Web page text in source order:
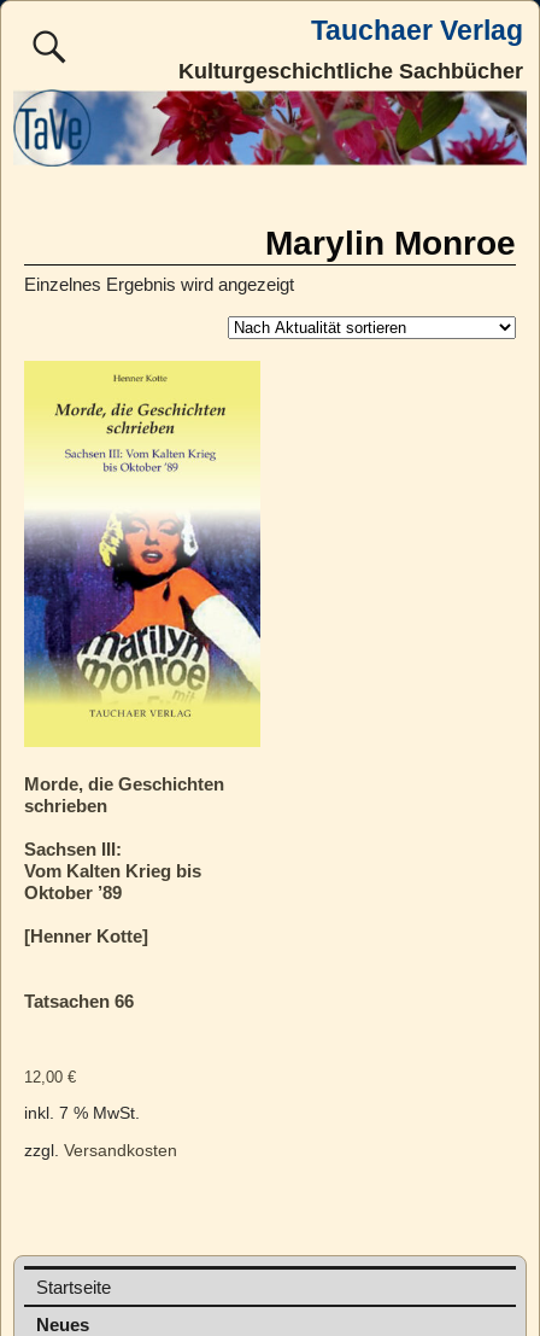
Tauchaer Verlag
Kulturgeschichtliche Sachbücher
Marylin Monroe
Einzelnes Ergebnis wird angezeigt
Morde, die Geschichten
schrieben
Sachsen III:
Vom Kalten Krieg bis
Oktober ’89
[Henner Kotte]
Tatsachen 66
12,00 €
inkl. 7 % MwSt.
zzgl. Versandkosten
Startseite
Neues